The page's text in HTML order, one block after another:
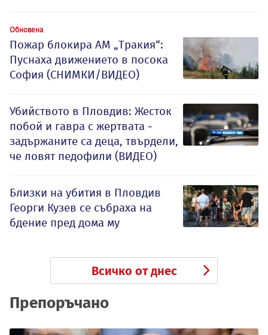
Обновена
Пожар блокира АМ „Тракия“:
Пуснаха движението в посока
София (СНИМКИ/ВИДЕО)
Убийството в Пловдив: Жесток
побой и гавра с жертвата -
задържаните са деца, твърдели,
че ловят педофили (ВИДЕО)
Близки на убития в Пловдив
Георги Кузев се събраха на
бдение пред дома му
Всичко от днес
Препоръчано